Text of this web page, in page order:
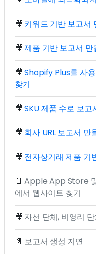
🎥 키워드 기반 보고서
🎥 제품 기반 보고서 만
🎥 Shopify Plus를 사
찾기
🎥 SKU 제품 수로 보고
🎥 회사 URL 보고서 만
🎥 전자상거래 제품 기
📄 Apple App Store
에서 웹사이트 찾기
🎥 자선 단체, 비영리
📄 보고서 생성 지연